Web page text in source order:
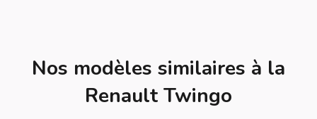
Nos modèles similaires à la
Renault Twingo